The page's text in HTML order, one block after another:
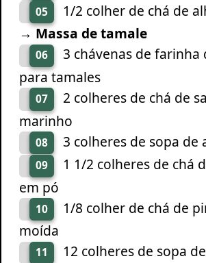
05
1/2 colher de chá de
→ Massa de tamale
06
3 chávenas de farinha
para tamales
07
2 colheres de chá de
marinho
08 3 colheres de sopa de
09
1 1/2 colheres de chá
em pó
10
1/8 colher de chá de
moída
11
12 colheres de sopa